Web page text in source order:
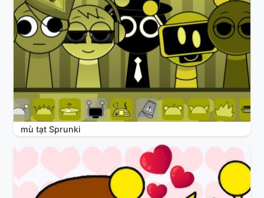
mù tạt Sprunki